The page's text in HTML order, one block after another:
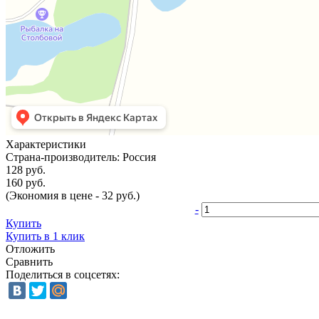
Характеристики
Страна-производитель: Россия
128 руб.
160 руб.
(Экономия в цене - 32 руб.)
-
Купить
Купить в 1 клик
Отложить
Сравнить
Поделиться в соцсетях: